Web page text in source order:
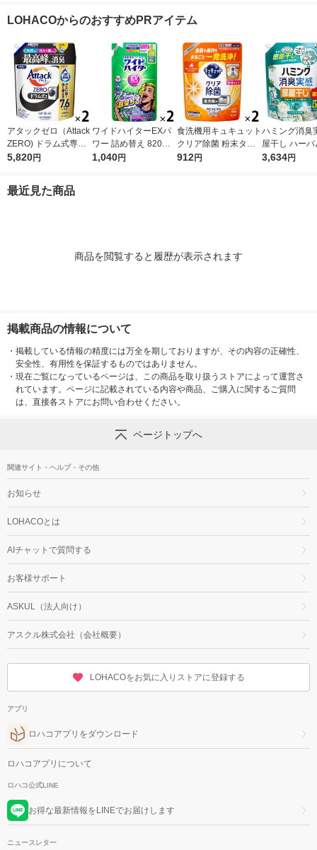
2） 柔軟剤 P＆Gジ
P＆G
LOHACOからのおすすめPRアイテム
アタックゼロ（Attack
ZERO) ドラム式専用
詰め替え メガジャン
5,820円
ワイドハイターEXパ
ワー 詰め替え 820ml
1セット（2個入) 洗濯
1,040円
食洗機用キュキュット
クリア除菌 粉末タイ
プ オレンジ 詰め替え
912円
ハミング消臭
屋干し ハー
ン 超特大 詰
3,634円
最近見た商品
商品を閲覧すると履歴が表示されます
掲載商品の情報について
・ 掲載している情報の精度には万全を期しておりますが、その内容の正確性、
安全性、有用性を保証するものではありません。
・ 現在ご覧になっているページは、この商品を取り扱うストアによって運営さ
れています。ページに記載されている内容や商品、ご購入に関するご質問
は、直接各ストアにお問い合わせください。
ページトップへ
関連サイト・ヘルプ・その他
お知らせ
LOHACOとは
AIチャットで質問する
お客様サポート
ASKUL（法人向け）
アスクル株式会社（会社概要）
LOHACOをお気に入りストアに登録する
アプリ
ロハコアプリをダウンロード
ロハコアプリについて
ロハコ公式LINE
お得な最新情報をLINEでお届けします
ニュースレター